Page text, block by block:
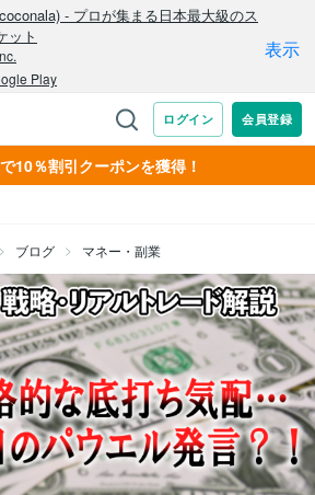
10％割引クーポンを獲得！
ブログ マネー・副業